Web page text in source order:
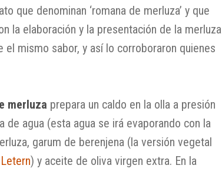
que denominan ‘romana de merluza’ y que
la elaboración y la presentación de la merluza
el mismo sabor, y así lo corroboraron quienes
merluza prepara un caldo en la olla a presión
de agua (esta agua se irá evaporando con la
garum de berenjena (la versión vegetal
Letern) y aceite de oliva virgen extra. En la